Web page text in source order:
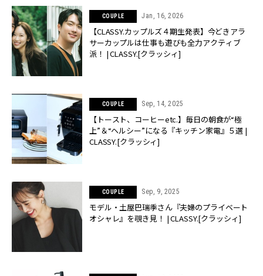
COUPLE Jan, 16, 2026
【CLASSY.カップルズ４期生発表】今どきアラ
サーカップルは仕事も遊びも全力アクティブ
派！ | CLASSY.[クラッシィ]
COUPLE Sep, 14, 2025
【トースト、コーヒーetc.】毎日の朝食が“極
上”＆“ヘルシー”になる『キッチン家電』５選 |
CLASSY.[クラッシィ]
COUPLE Sep, 9, 2025
モデル・土屋巴瑞季さん『夫婦のプライベート
オシャレ』を覗き見！ | CLASSY.[クラッシィ]